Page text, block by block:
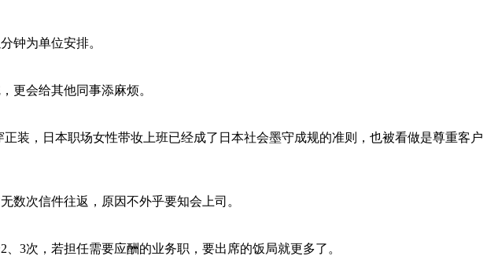
钟为单位安排。
更会给其他同事添麻烦。
装，日本职场女性带妆上班已经成了日本社会墨守成规的准则，也被看做是尊重客户
数次信件往返，原因不外乎要知会上司。
3次，若担任需要应酬的业务职，要出席的饭局就更多了。